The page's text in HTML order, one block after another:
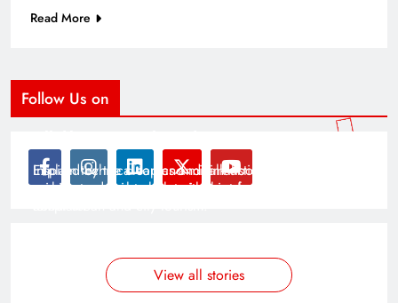
Read More
Follow Us on
Inspired by the clean and minimalistic look of modern
architecture, this template is great for creating stories
Explain technical topics and talk about the latest in
science and technology with this clean and futuristic
View all stories